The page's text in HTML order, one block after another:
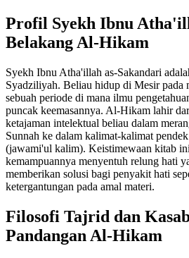
Profil Syekh Ibnu
Belakang Al-Hikam
Syekh Ibnu Atha'illah as-Sakandari
Syadziliyah. Beliau hidup di Mesir pada
sebuah periode di mana ilmu
puncak keemasannya. Al-Hikam lahir
ketajaman intelektual beliau dalam
Sunnah ke dalam kalimat-kalimat
(jawami'ul kalim). Keistimewaan kitab
kemampuannya menyentuh relung hati
memberikan solusi bagi penyakit hati
ketergantungan pada amal materi.
Filosofi Tajrid dan
Pandangan Al-Hikam